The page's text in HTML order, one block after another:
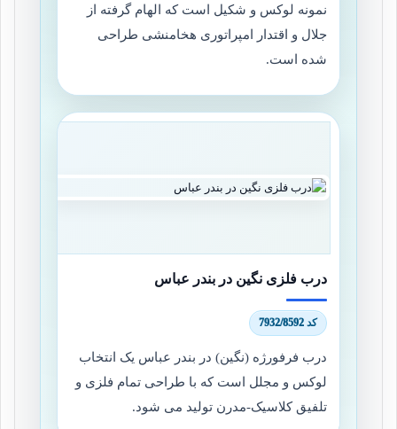
نمونه لوکس و شکیل است که الهام گرفته از
جلال و اقتدار امپراتوری هخامنشی طراحی
شده است.
درب فلزی نگین در بندر عباس
کد 7932/8592
درب فرفورژه (نگین) در بندر عباس یک انتخاب
لوکس و مجلل است که با طراحی تمام فلزی و
تلفیق کلاسیک-مدرن تولید می شود.